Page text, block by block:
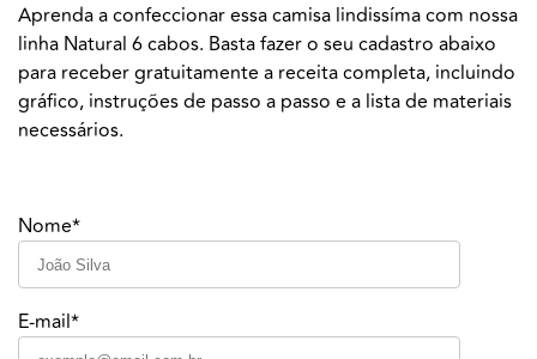
Aprenda a confeccionar essa camisa lindissíma com nossa
linha Natural 6 cabos. Basta fazer o seu cadastro abaixo
para receber gratuitamente a receita completa, incluindo
gráfico, instruções de passo a passo e a lista de materiais
necessários.
Nome*
E-mail*